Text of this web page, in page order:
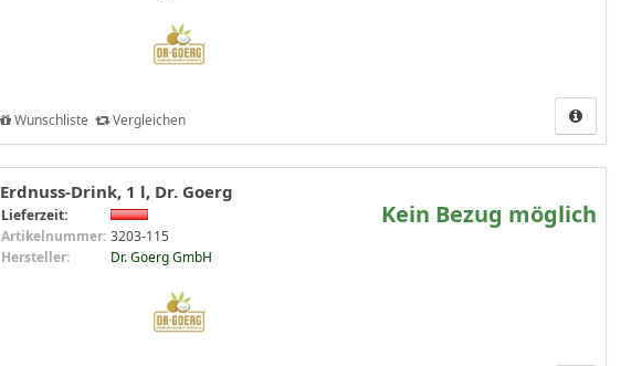
Wunschliste Vergleichen
Erdnuss-Drink, 1 l, Dr. Goerg
Lieferzeit:
Artikelnummer: 3203-115
Hersteller:
Dr. Goerg GmbH
Kein Bezug möglich